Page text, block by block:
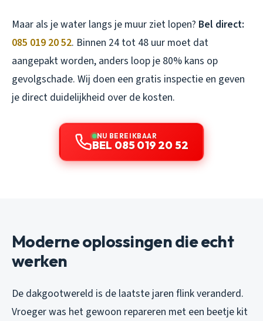
Maar als je water langs je muur ziet lopen? Bel direct:
085 019 20 52. Binnen 24 tot 48 uur moet dat
aangepakt worden, anders loop je 80% kans op
gevolgschade. Wij doen een gratis inspectie en geven
je direct duidelijkheid over de kosten.
NU BEREIKBAAR
BEL 085 019 20 52
Moderne oplossingen die echt
werken
De dakgootwereld is de laatste jaren flink veranderd.
Vroeger was het gewoon repareren met een beetje kit